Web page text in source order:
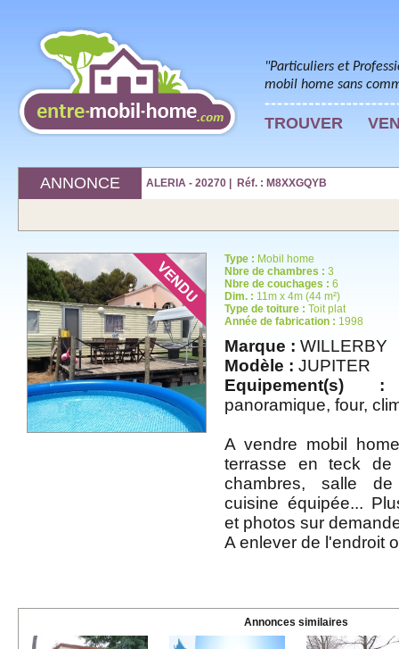
"Particuliers et
mobil home sans
TROUVER
ANNONCE ALERIA - 20270 | Réf. : M8XXGQYB
Type : Mobil home
Nbre de chambres : 3
Nbre de couchages : 6
Dim. : 11m x 4m (44 m²)
Type de toiture : Toit plat
Année de fabrication : 1998
Marque : WILLERBY
Modèle : JUPITER
Equipement(s) :
panoramique, four,
A vendre mobil
terrasse en teck
chambres, salle
cuisine équipée...
et photos sur
A enlever de l'endroit
Annonces similaires